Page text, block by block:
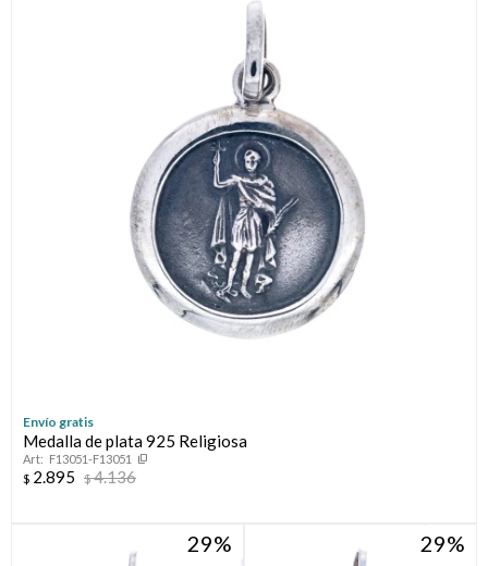
Envío gratis
Medalla de plata 925 Religiosa
F13051-F13051
$ 2.895 $4.136
29 29